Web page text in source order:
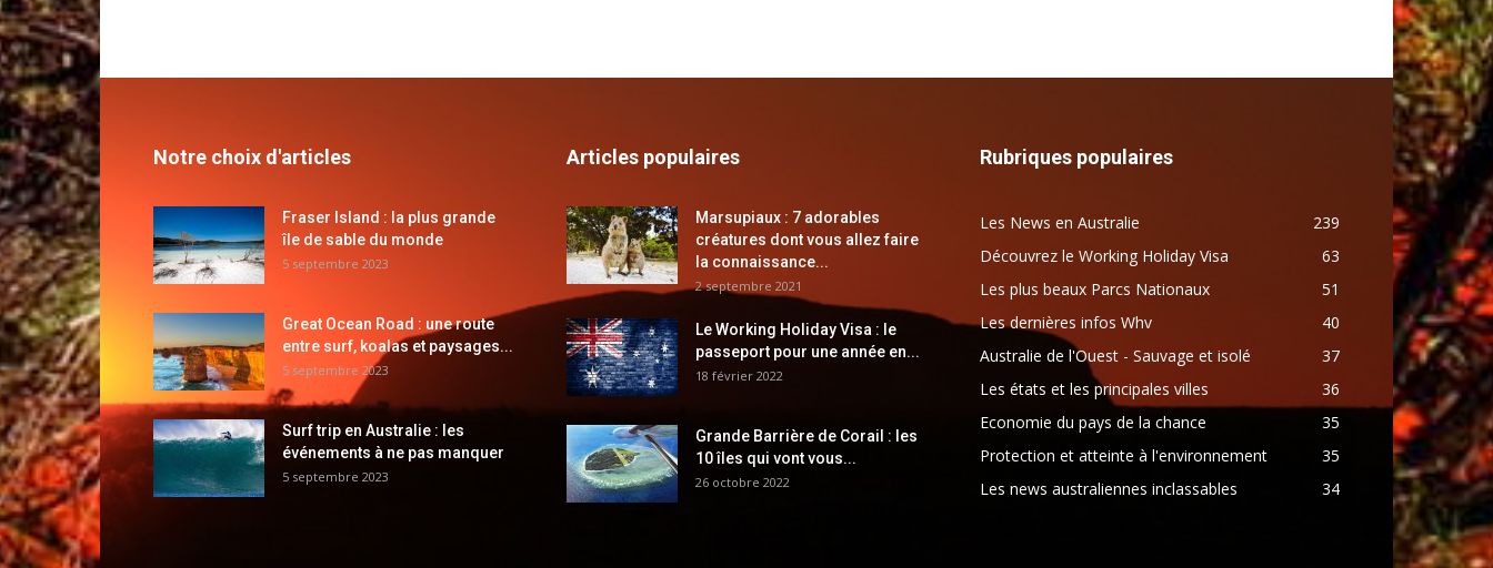
Notre choix d'articles
Fraser Island : la plus grande
île de sable du monde
5 septembre 2023
Great Ocean Road : une route
entre surf, koalas et paysages...
5 septembre 2023
Surf trip en Australie : les
événements à ne pas manquer
5 septembre 2023
Articles populaires
Marsupiaux : 7 adorables
créatures dont vous allez faire
la connaissance...
2 septembre 2021
Le Working Holiday Visa : le
passeport pour une année en...
18 février 2022
Grande Barrière de Corail : les
10 îles qui vont vous...
26 octobre 2022
Rubriques populaires
Les News en Australie
239
Découvrez le Working Holiday Visa
63
Les plus beaux Parcs Nationaux
51
Les dernières infos Whv
40
Australie de l'Ouest - Sauvage et isolé
37
Les états et les principales villes
36
Economie du pays de la chance
35
Protection et atteinte à l'environnement
35
Les news australiennes inclassables
34